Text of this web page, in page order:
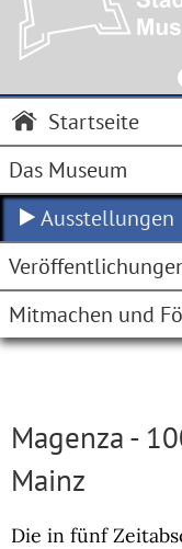
Startseite
Das Museum
Ausstellungen
Mitmachen und
Magenza -
Mainz
Die in fünf